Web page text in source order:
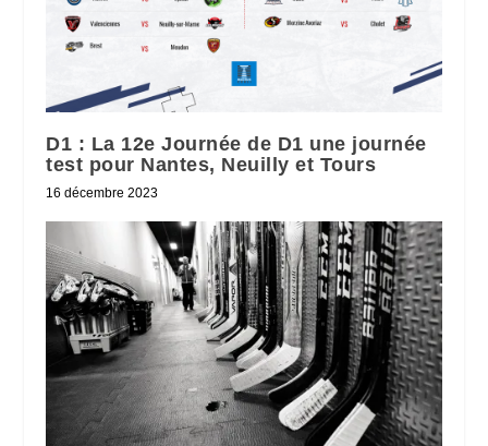
D1 : La 12e Journée de D1 une journée
test pour Nantes, Neuilly et Tours
16 décembre 2023